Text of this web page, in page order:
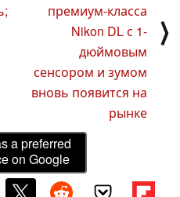
премиум-класса
Nikon DL с 1-
дюймовым
сенсором и зумом
вновь появится на
рынке
⟩
a preferred
on Google